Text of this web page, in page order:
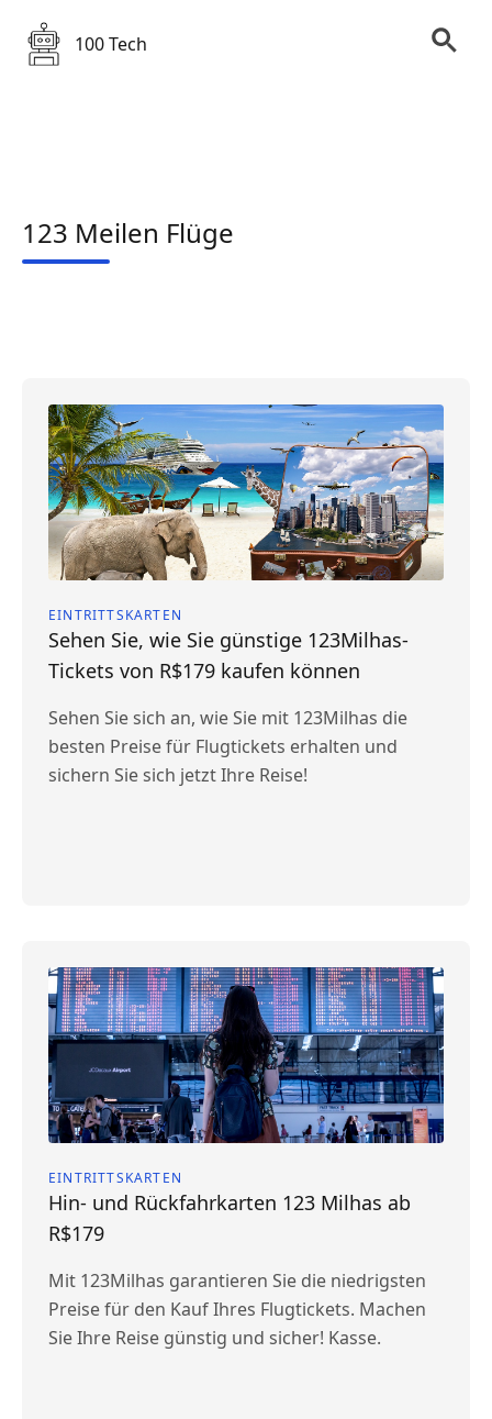
100 Tech
123 Meilen Flüge
EINTRITTSKARTEN
Sehen Sie, wie Sie günstige 123Milhas-
Tickets von R$179 kaufen können
Sehen Sie sich an, wie Sie mit 123Milhas die
besten Preise für Flugtickets erhalten und
sichern Sie sich jetzt Ihre Reise!
EINTRITTSKARTEN
Hin- und Rückfahrkarten 123 Milhas ab
R$179
Mit 123Milhas garantieren Sie die niedrigsten
Preise für den Kauf Ihres Flugtickets. Machen
Sie Ihre Reise günstig und sicher! Kasse.